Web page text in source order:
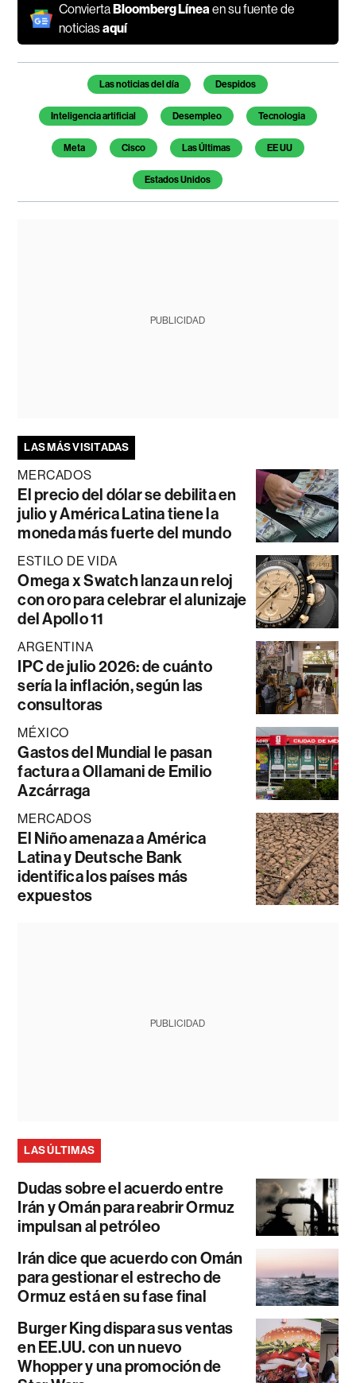
ConviertaBloomberg Línea en su fuente de
noticiasaquí
Temas de este artículo
Las noticias del día Despidos
Inteligencia artificial Desempleo Tecnologia
Meta Cisco Las Últimas EE UU
Estados Unidos
PUBLICIDAD
LAS MÁS VISITADAS
MERCADOS
El precio del dólar se debilita en
julio y América Latina tiene la
moneda más fuerte del mundo
ESTILO DE VIDA
Omega x Swatch lanza un reloj
con oro para celebrar el alunizaje
del Apollo 11
ARGENTINA
IPC de julio 2026: de cuánto
sería la inflación, según las
consultoras
MÉXICO
Gastos del Mundial le pasan
factura a Ollamani de Emilio
Azcárraga
MERCADOS
El Niño amenaza a América
Latina y Deutsche Bank
identifica los países más
expuestos
PUBLICIDAD
LAS ÚLTIMAS
Dudas sobre el acuerdo entre
Irán y Omán para reabrir Ormuz
impulsan al petróleo
Irán dice que acuerdo con Omán
para gestionar el estrecho de
Ormuz está en su fase final
Burger King dispara sus ventas
en EE.UU. con un nuevo
Whopper y una promoción de